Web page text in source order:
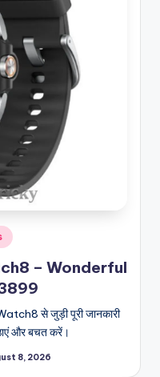
– Wonderful
से जुड़ी पूरी जानकारी
और बचत करें।
8, 2026